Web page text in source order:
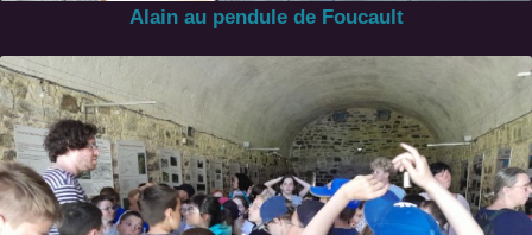
Alain au pendule de Foucault